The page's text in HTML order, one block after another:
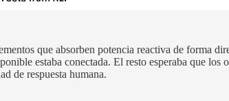
que absorben potencia reactiva de forma
estaba conectada. El resto esperaba que
de respuesta humana.